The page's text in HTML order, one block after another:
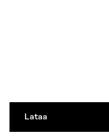
Lataa